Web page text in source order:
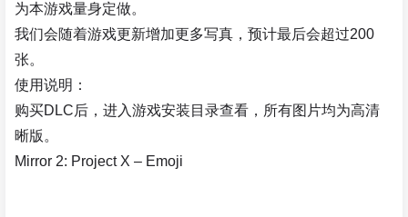
为本游戏量身定做。
我们会随着游戏更新增加更多写真，预计最后会超过200
张。
使用说明：
购买DLC后，进入游戏安装目录查看，所有图片均为高清
晰版。
Mirror 2: Project X – Emoji